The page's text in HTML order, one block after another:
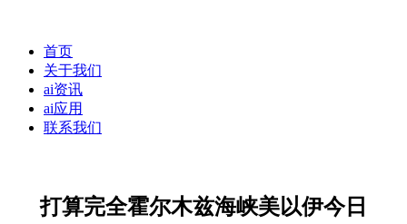
首页
关于我们
ai资讯
ai应用
联系我们
打算完全霍尔木兹海峡美以伊今日